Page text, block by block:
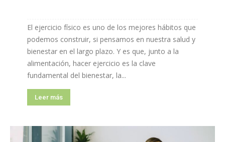
El ejercicio físico es uno de los mejores hábitos que
podemos construir, si pensamos en nuestra salud y
bienestar en el largo plazo. Y es que, junto a la
alimentación, hacer ejercicio es la clave
fundamental del bienestar, la...
Leer más